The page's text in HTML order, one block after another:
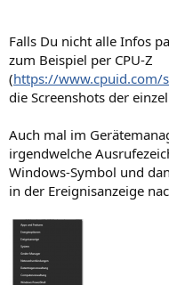
Falls Du nicht alle Infos
zum Beispiel per CPU-Z
(https://www.cpuid.com/
die Screenshots der
Auch mal im
irgendwelche
Windows-Symbol und
in der Ereignisanzeige